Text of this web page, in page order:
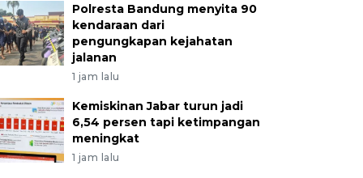
Polresta Bandung menyita 90
kendaraan dari
pengungkapan kejahatan
jalanan
1 jam lalu
Kemiskinan Jabar turun jadi
6,54 persen tapi ketimpangan
meningkat
1 jam lalu